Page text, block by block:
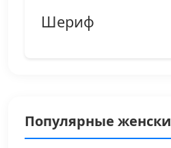
Шериф
Популярные